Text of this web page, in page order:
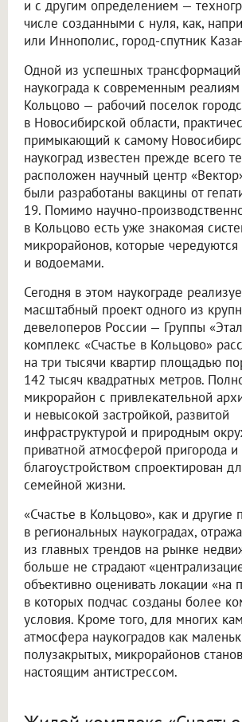
и с другим определением —
числе созданными с нуля, как,
или Иннополис, город-спутник
Одной из успешных трансформаций
наукограда к современным реалиям
Кольцово — рабочий поселок
в Новосибирской области,
примыкающий к самому
наукоград известен прежде всего
расположен научный центр
были разработаны вакцины от
19. Помимо научно-
в Кольцово есть уже знакомая
микрорайонов, которые
и водоемами.
Сегодня в этом наукограде
масштабный проект одного из
девелоперов России — Группы
комплекс «Счастье в Кольцово»
на три тысячи квартир площадью
142 тысяч квадратных метров.
микрорайон с привлекательной
и невысокой застройкой, развитой
инфраструктурой и природным
приватной атмосферой пригорода
благоустройством спроектирован
семейной жизни.
«Счастье в Кольцово», как и другие
в региональных наукоградах,
из главных трендов на рынке
больше не страдают
объективно оценивать локации «на
в которых подчас созданы более
условия. Кроме того, для многих
атмосфера наукоградов как
полузакрытых, микрорайонов
настоящим антистрессом.